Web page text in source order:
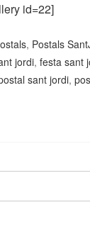
id=22]
, Postals
jordi,festa sant
sant jordi,